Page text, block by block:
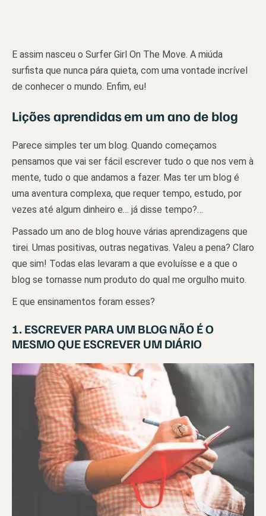
E assim nasceu o Surfer Girl On The Move. A miúda
surfista que nunca pára quieta, com uma vontade incrível
de conhecer o mundo. Enfim, eu!
Lições aprendidas em um ano de blog
Parece simples ter um blog. Quando começamos
pensamos que vai ser fácil escrever tudo o que nos vem à
mente, tudo o que andamos a fazer. Mas ter um blog é
uma aventura complexa, que requer tempo, estudo, por
vezes até algum dinheiro e… já disse tempo?…
Passado um ano de blog houve várias aprendizagens que
tirei. Umas positivas, outras negativas. Valeu a pena? Claro
que sim! Todas elas levaram a que evoluísse e a que o
blog se tornasse num produto do qual me orgulho muito.
E que ensinamentos foram esses?
1. ESCREVER PARA UM BLOG NÃO É O
MESMO QUE ESCREVER UM DIÁRIO